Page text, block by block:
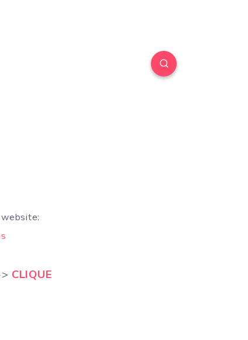
CLIQUE